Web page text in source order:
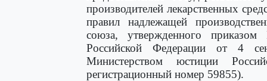
производителей лекарственных
правил надлежащей
союза, утвержденного
Российской Федерации от 4
Министерством юстиции
регистрационный номер 59855).